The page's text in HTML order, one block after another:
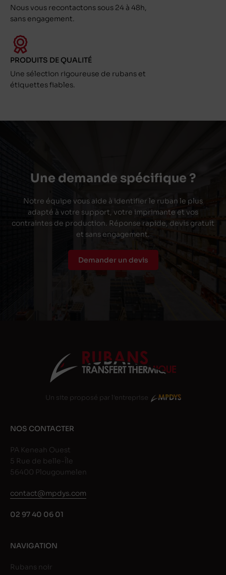
Nous vous recontactons sous 24 à 48h,
sans engagement.
PRODUITS DE QUALITÉ
Une sélection rigoureuse de rubans et
étiquettes fiables.
Une demande spécifique ?
Notre équipe vous aide à identifier le ruban le plus
adapté à votre support, votre imprimante et vos
contraintes de production. Réponse rapide, devis gratuit
et sans engagement.
Demander un devis
Un site proposé par l'entreprise
NOS CONTACTER
PA Keneah Ouest
5 Rue de belle-Île
56400 Plougoumelen
contact@mpdys.com
02 97 40 06 01
NAVIGATION
Rubans noir